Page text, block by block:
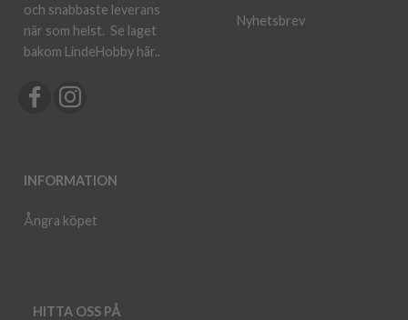
och snabbaste leverans
när som helst. Se laget
bakom LindeHobby här..
INFORMATION
Ångra köpet
Nyhetsbrev
HITTA OSS PÅ